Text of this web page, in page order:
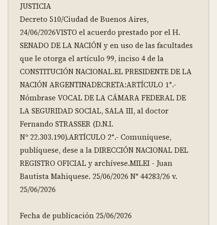
JUSTICIA
Decreto 510/Ciudad de Buenos Aires,
24/06/2026VISTO el acuerdo prestado por el H.
SENADO DE LA NACIÓN y en uso de las facultades
que le otorga el artículo 99, inciso 4 de la
CONSTITUCIÓN NACIONAL.EL PRESIDENTE DE LA
NACIÓN ARGENTINADECRETA:ARTÍCULO 1°.-
Nómbrase VOCAL DE LA CÁMARA FEDERAL DE
LA SEGURIDAD SOCIAL, SALA III, al doctor
Fernando STRASSER (D.N.I.
Nº 22.303.190).ARTÍCULO 2°.- Comuníquese,
publíquese, dese a la DIRECCIÓN NACIONAL DEL
REGISTRO OFICIAL y archívese.MILEI - Juan
Bautista Mahiquese. 25/06/2026 N° 44283/26 v.
25/06/2026
Fecha de publicación 25/06/2026